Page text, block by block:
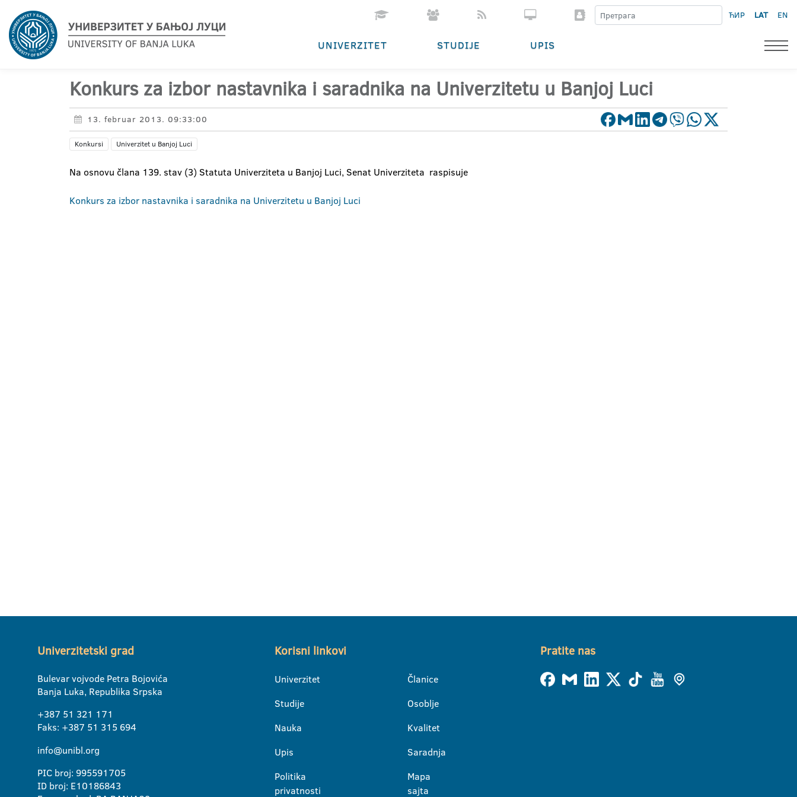
ЋИР LAT EN
UNIVERZITET STUDIJE UPIS
Konkurs za izbor nastavnika i saradnika na Univerzitetu u Banjoj Luci
13. februar 2013. 09:33:00
Konkursi Univerzitet u Banjoj Luci
Na osnovu člana 139. stav (3) Statuta Univerziteta u Banjoj Luci, Senat Univerziteta raspisuje
Konkurs za izbor nastavnika i saradnika na Univerzitetu u Banjoj Luci
Univerzitetski grad
Bulevar vojvode Petra Bojovića
Banja Luka, Republika Srpska
+387 51 321 171
Faks: +387 51 315 694
info@unibl.org
PIC broj: 995591705
ID broj: E10186843
Korisni linkovi
Univerzitet
Studije
Nauka
Upis
Politika
privatnosti
Članice
Osoblje
Kvalitet
Saradnja
Mapa
sajta
Pratite nas